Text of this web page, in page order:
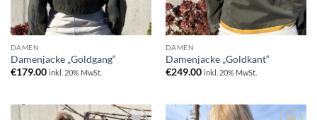
DAMEN
Damenjacke „Goldgang“
€179.00 inkl. 20% MwSt.
DAMEN
Damenjacke „Goldkant“
€249.00 inkl. 20% MwSt.